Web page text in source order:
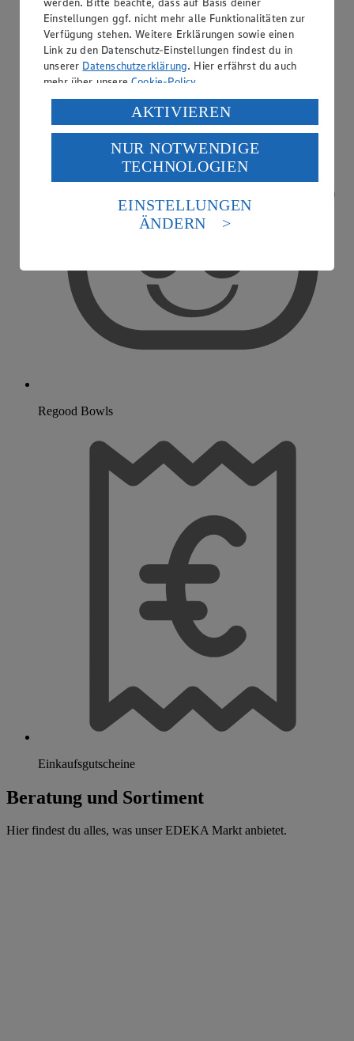
Regood Becher
Regood Bowls
Einkaufsgutscheine
Beratung und Sortiment
Hier findest du alles, was unser EDEKA Markt anbietet.
Einstellungen ggf. nicht mehr alle Funktionalitäten zur
Verfügung stehen. Weitere Erklärungen sowie einen
Link zu den Datenschutz-Einstellungen findest du in
unserer Datenschutzerklärung. Hier erfährst du auch
mehr über unsereCookie-Policy.
Verarbeitung deiner personenbezogenen Daten in den
USA durch Facebook und YouTube:
Wenn du auf „Aktivieren“ klickst, willigst du im Sinne
des Art. 49 Abs. 1 Satz 1 lit. a) DSGVO ein, dass deine
Daten in den USA verarbeitet werden. Der EuGH sieht
die USA als Land mit einem nach europäischen
Standards nicht angemessenen Datenschutzniveau an.
Es besteht das Risiko eines Zugriffs durch US-
Informationen zum Herausgeber der Seite findest du
Impressum
AKTIVIEREN
NUR NOTWENDIGE
TECHNOLOGIEN
EINSTELLUNGEN
ÄNDERN